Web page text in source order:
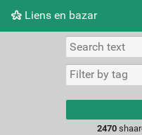
Liens en bazar
Picture wall
2470